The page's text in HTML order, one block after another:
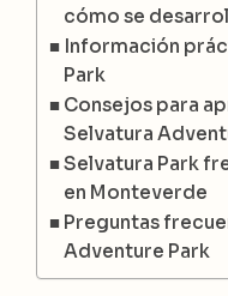
cómo se
Información
Park
Consejos para
Selvatura
Selvatura Park
en Monteverde
Preguntas
Adventure Park